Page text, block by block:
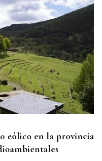
eólico en la provincia